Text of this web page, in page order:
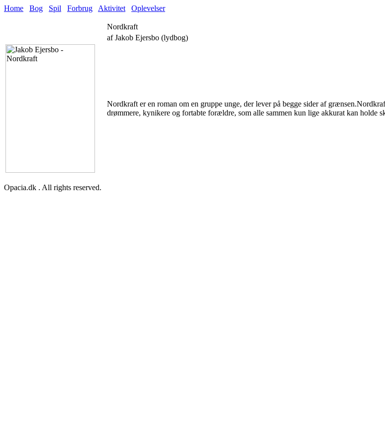
Home Bog Spil Forbrug Aktivitet Oplevelser
Nordkraft
af Jakob Ejersbo (lydbog)
Nordkraft er en roman om en gruppe unge, der lever på begge sider af
drømmere, kynikere og fortabte forældre, som alle sammen kun lige akkurat kan holde
Opacia.dk . All rights reserved.